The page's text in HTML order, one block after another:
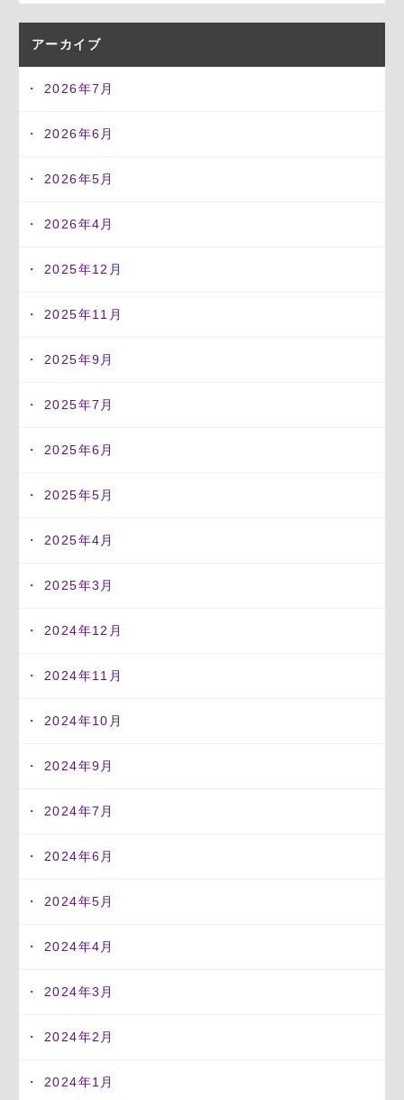
アーカイブ
2026年7月
2026年6月
2026年5月
2026年4月
2025年12月
2025年11月
2025年9月
2025年7月
2025年6月
2025年5月
2025年4月
2025年3月
2024年12月
2024年11月
2024年10月
2024年9月
2024年7月
2024年6月
2024年5月
2024年4月
2024年3月
2024年2月
2024年1月